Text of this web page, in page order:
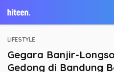
LIFESTYLE
Gegara Banjir-
Gedong di Bandung